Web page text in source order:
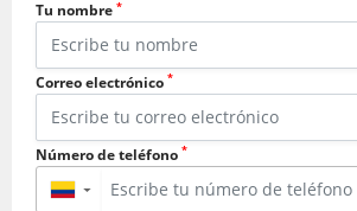
Tu nombre *
Correo electrónico *
Número de teléfono *
▼